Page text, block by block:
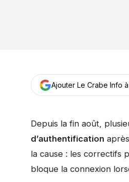
Ajouter Le Crabe Info
Depuis la fin août,
d’authentification
la cause : les correctifs
bloque la connexion